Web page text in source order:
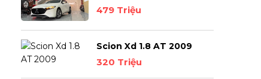
479 Triệu
Scion Xd 1.8 AT 2009
320 Triệu